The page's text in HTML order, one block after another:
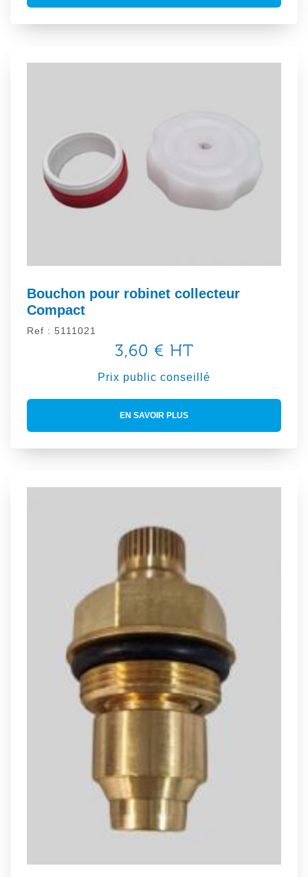
Bouchon pour robinet collecteur
Compact
Ref : 5111021
3,60 € HT
Prix public conseillé
EN SAVOIR PLUS